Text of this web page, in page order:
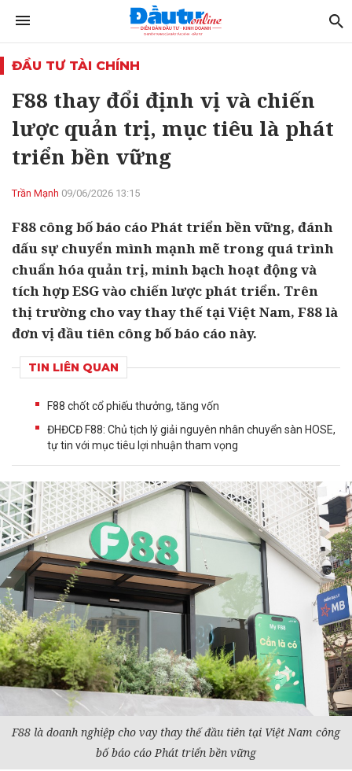
ĐẦU TƯ TÀI CHÍNH
F88 thay đổi định vị và chiến
lược quản trị, mục tiêu là phát
triển bền vững
Trần Mạnh 09/06/2026 13:15
F88 công bố báo cáo Phát triển bền vững, đánh
dấu sự chuyển mình mạnh mẽ trong quá trình
chuẩn hóa quản trị, minh bạch hoạt động và
tích hợp ESG vào chiến lược phát triển. Trên
thị trường cho vay thay thế tại Việt Nam, F88 là
đơn vị đầu tiên công bố báo cáo này.
TIN LIÊN QUAN
F88 chốt cổ phiếu thưởng, tăng vốn
ĐHĐCĐ F88: Chủ tịch lý giải nguyên nhân chuyển sàn HOSE,
tự tin với mục tiêu lợi nhuận tham vọng
F88 là doanh nghiệp cho vay thay thế đầu tiên tại Việt Nam công
bố báo cáoPhát triển bền vững